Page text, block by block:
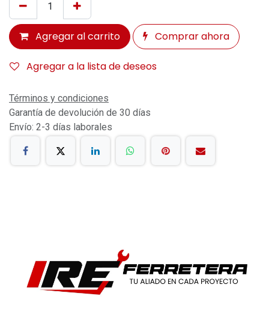
Agregar al carrito Comprar ahora
Agregar a la lista de deseos
Términos y condiciones
Garantía de devolución de 30 días
Envío: 2-3 días laborales